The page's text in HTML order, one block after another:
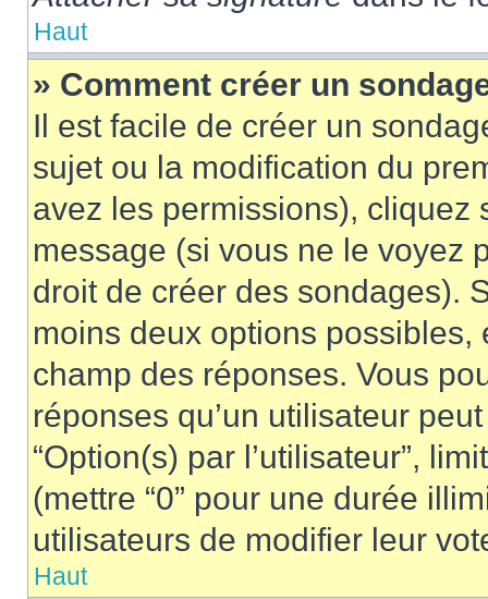
Haut
» Comment créer un
Il est facile de créer un
sujet ou la modification du
avez les permissions), cliquez
message (si vous ne le voyez
droit de créer des sondages).
moins deux options
champ des réponses. Vous
réponses qu’un utilisateur
“Option(s) par l’utilisateur”,
(mettre “0” pour une durée
utilisateurs de modifier leur
Haut